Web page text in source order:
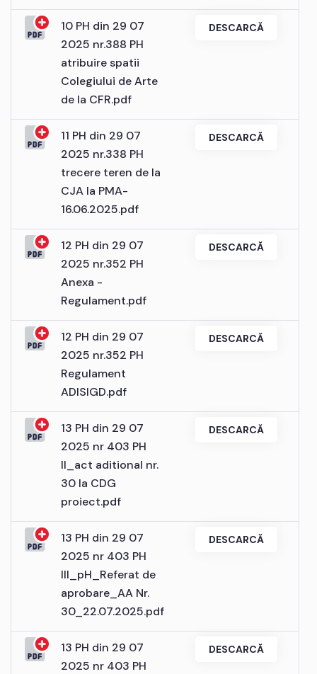
10 PH din 29 07
2025 nr.388 PH
atribuire spatii
Colegiului de Arte
de la CFR.pdf
DESCARCĂ
11 PH din 29 07
2025 nr.338 PH
trecere teren de la
CJA la PMA-
16.06.2025.pdf
DESCARCĂ
12 PH din 29 07
2025 nr.352 PH
Anexa -
Regulament.pdf
DESCARCĂ
12 PH din 29 07
2025 nr.352 PH
Regulament
ADISIGD.pdf
DESCARCĂ
13 PH din 29 07
2025 nr 403 PH
II_act aditional nr.
30 la CDG
proiect.pdf
DESCARCĂ
13 PH din 29 07
2025 nr 403 PH
III_pH_Referat de
aprobare_AA Nr.
30_22.07.2025.pdf
DESCARCĂ
13 PH din 29 07
2025 nr 403 PH
DESCARCĂ